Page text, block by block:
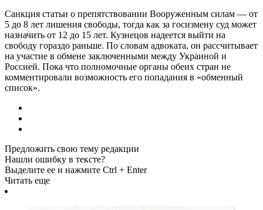
Санкция статьи о препятствовании Вооруженным силам — от
5 до 8 лет лишения свободы, тогда как за госизмену суд может
назначить от 12 до 15 лет. Кузнецов надеется выйти на
свободу гораздо раньше. По словам адвоката, он рассчитывает
на участие в обмене заключенными между Украиной и
Россией. Пока что полномочные органы обеих стран не
комментировали возможность его попадания в «обменный
список».
Предложить свою тему редакции
Нашли ошибку в тексте?
Выделите ее и нажмите Ctrl + Enter
Читать еще